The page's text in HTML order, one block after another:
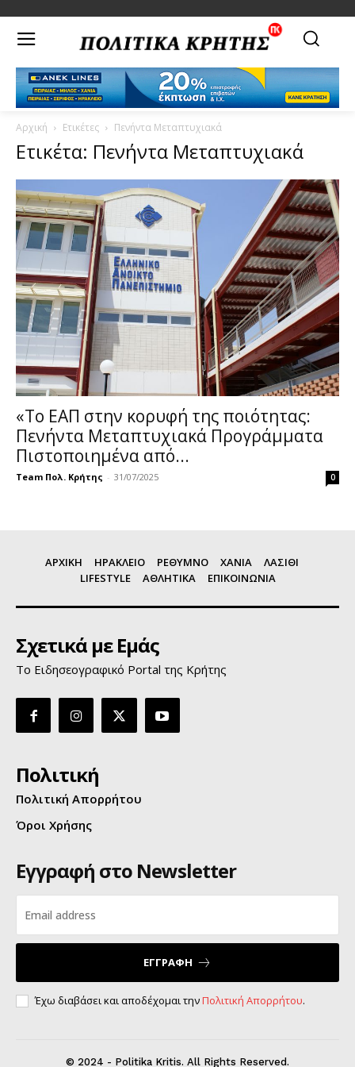
Αρχική Ετικέτες Πενήντα Μεταπτυχιακά
Ετικέτα: Πενήντα Μεταπτυχιακά
«Το ΕΑΠ στην κορυφή της ποιότητας:
Πενήντα Μεταπτυχιακά Προγράμματα
Πιστοποιημένα από...
Team Πολ. Κρήτης - 31/07/2025 0
ΑΡΧΙΚΗ ΗΡΑΚΛΕΙΟ ΡΕΘΥΜΝΟ ΧΑΝΙΑ
ΛΑΣΙΘΙ
LIFESTYLE
ΑΘΛΗΤΙΚΑ ΕΠΙΚΟΙΝΩΝΙΑ
Σχετικά με Εμάς
Το Ειδησεογραφικό Portal της Κρήτης
Πολιτική
Πολιτική Απορρήτου
Όροι Χρήσης
Εγγραφή στο Newsletter
ΕΓΓΡΑΦΗ
Έχω διαβάσει και αποδέχομαι τηνΠολιτική Απορρήτου.
© 2024 - Politika Kritis. All Rights Reserved.